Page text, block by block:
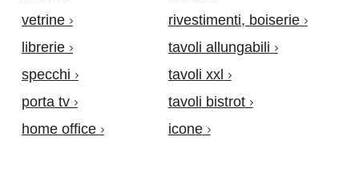
vetrine
librerie
specchi
porta tv
home office
rivestimenti, boiserie
tavoli allungabili
tavoli xxl
tavoli bistrot
icone